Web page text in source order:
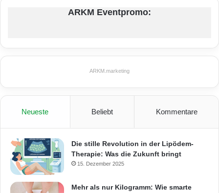
ARKM Eventpromo:
ARKM.marketing
Neueste Beliebt Kommentare
Die stille Revolution in der Lipödem-
Therapie: Was die Zukunft bringt
15. Dezember 2025
Mehr als nur Kilogramm: Wie smarte